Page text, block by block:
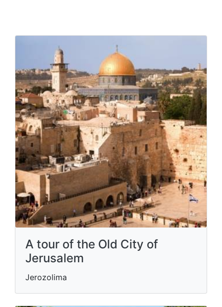
A tour of the Old City of
Jerusalem
Jerozolima